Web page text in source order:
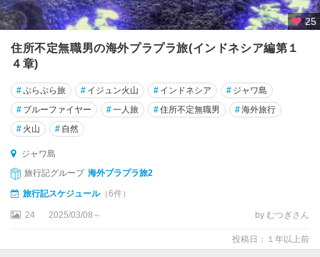
25
住所不定無職男の海外プラプラ旅(インドネシア編第１
４章)
#ぷらぷら旅 # イジュン火山 # インドネシア # ジャワ島
# ブルーファイヤー #一人旅 #住所不定無職男 #海外旅行
# 火山 # 自然
ジャワ島
旅行記グループ 海外プラプラ旅2
旅行記スケジュール（6件）
24 2025/03/08～ by むつぎさん
投稿日：１年以上前